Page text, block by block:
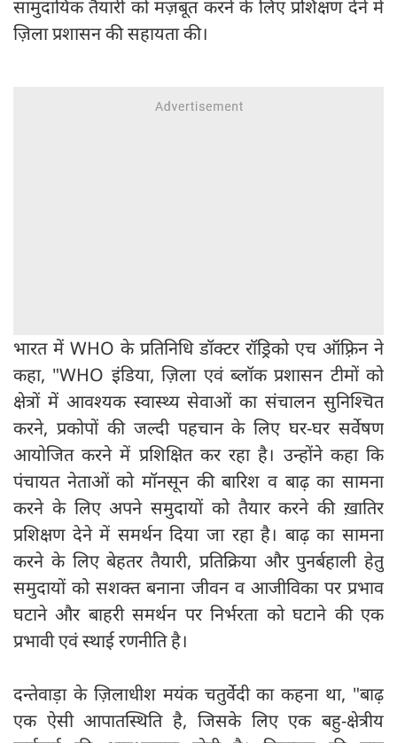
सामुदायिक तैयारी को मज़बूत करने के लिए प्रशिक्षण देने में
ज़िला प्रशासन की सहायता की।
भारत में WHO के प्रतिनिधि डॉक्टर रॉड्रिको एच ऑफ़्रिन ने
कहा, "WHO इंडिया, ज़िला एवं ब्लॉक प्रशासन टीमों को
क्षेत्रों में आवश्यक स्वास्थ्य सेवाओं का संचालन सुनिश्चित
करने, प्रकोपों की जल्दी पहचान के लिए घर-घर सर्वेषण
आयोजित करने में प्रशिक्षित कर रहा है। उन्होंने कहा कि
पंचायत नेताओं को मॉनसून की बारिश व बाढ़ का सामना
करने के लिए अपने समुदायों को तैयार करने की ख़ातिर
प्रशिक्षण देने में समर्थन दिया जा रहा है। बाढ़ का सामना
करने के लिए बेहतर तैयारी, प्रतिक्रिया और पुनर्बहाली हेतु
समुदायों को सशक्त बनाना जीवन व आजीविका पर प्रभाव
घटाने और बाहरी समर्थन पर निर्भरता को घटाने की एक
प्रभावी एवं स्थाई रणनीति है।
दन्तेवाड़ा के ज़िलाधीश मयंक चतुर्वेदी का कहना था, "बाढ़
एक ऐसी आपातस्थिति है, जिसके लिए एक बहु-क्षेत्रीय